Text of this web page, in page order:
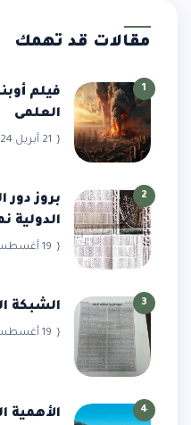
مقالات قد تهمك
1
فيلم أوبنهايمر وأخلاقيات البحث
العلمى
21 أبريل 2024
2
بروز دور العالم الثالث في المنظمة
الدولية
19 أغسطس 2024
3 الشبكة
19 أغسطس 2024
4
الأهمية الجيوإستراتيجية لشبه